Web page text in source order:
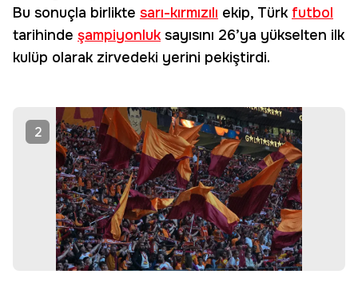
Bu sonuçla birlikte sarı-kırmızılı ekip, Türk futbol
tarihinde şampiyonluksayısını 26’ya yükselten ilk
kulüp olarak zirvedeki yerini pekiştirdi.
2